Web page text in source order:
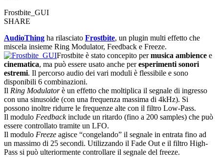
Frostbite_GUI
SHARE
AudioThing ha rilasciato Frostbite, un plugin multi effetto che
miscela insieme Ring Modulator, Feedback e Freeze.
Frostbite è stato concepito permusica ambience e
cinematica, ma può essere usato anche peresperimenti sonori
estremi. Il percorso audio dei vari moduli è flessibile e sono
disponibili 6 combinazioni.
Il Ring Modulatorè un effetto che moltiplica il segnale di ingresso
con una sinusoide (con una frequenza massima di 4kHz). Si
possono inoltre ridurre le frequenze alte con il filtro Low-Pass.
Il modulo Feedbackinclude un ritardo (fino a 200 samples) che può
essere controllato tramite un LFO.
Il modulo Freeze agisce “congelando” il segnale in entrata fino ad
un massimo di 25 secondi. Utilizzando il Fade Out e il filtro High-
Pass si può ulteriormente controllare il segnale del freeze.